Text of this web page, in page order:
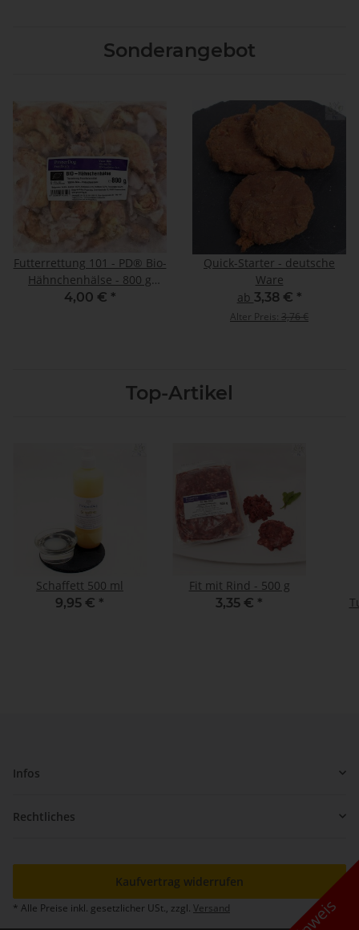
Sonderangebot
Futterrettung 101 - PD® Bio-
Hähnchenhälse - 800 g
(Frostware)
4,00 € *
Quick-Starter - deutsche
Ware
ab 3,38 € *
Alter Preis: 3,76 €
Top-Artikel
Schaffett 500 ml
9,95 € *
Fit mit Rind - 500 g
3,35 € *
Infos
Rechtliches
Kaufvertrag widerrufen
* Alle Preise inkl. gesetzlicher USt., zzgl. Versand